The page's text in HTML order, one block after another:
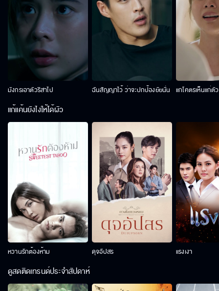
มังกรเอาตัวริสาไป ฉันสัญญาไว้ ว่าจะปกป้องยัยนั่น แกโคตรเห็นแก่ตั
แก้แค้นยังไงให้ได้ผัว
หวานรักต้องห้าม ดุจอัปสร แรงเงา
ดูสดติดเทรนด์ประจำสัปดาห์